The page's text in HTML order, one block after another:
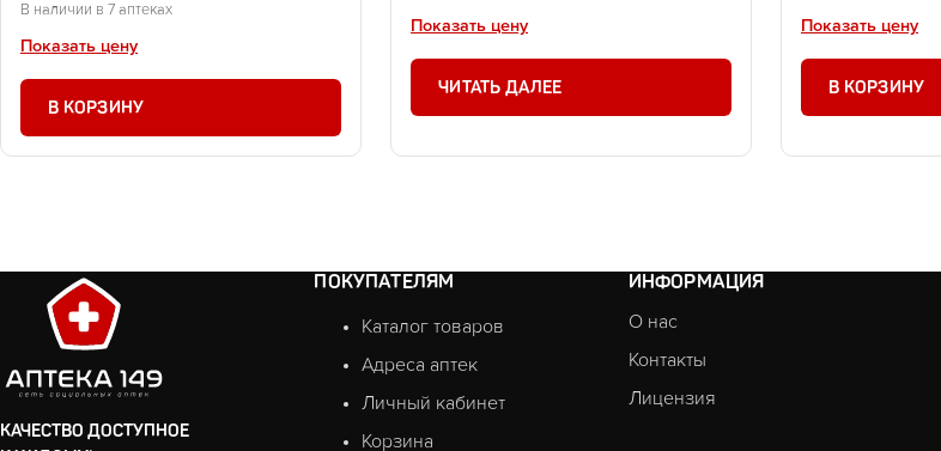
В наличии в 7 аптеках
Показать цену
В КОРЗИНУ
Показать цену
ЧИТАТЬ ДАЛЕЕ
Показать цену
В КОРЗИНУ
КАЧЕСТВО ДОСТУПНОЕ
ПОКУПАТЕЛЯМ
Каталог товаров
Адреса аптек
Личный кабинет
Корзина
ИНФОРМАЦИЯ
О нас
Контакты
Лицензия